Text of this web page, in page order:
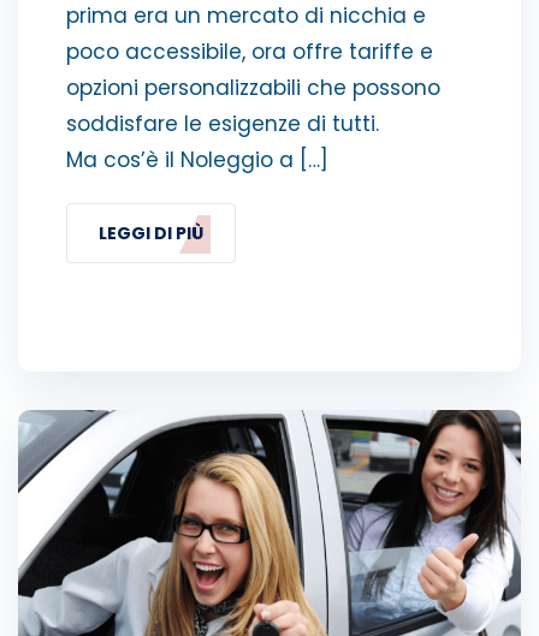
prima era un mercato di nicchia e
poco accessibile, ora offre tariffe e
opzioni personalizzabili che possono
soddisfare le esigenze di tutti.
Ma cos’è il Noleggio a […]
LEGGI DI PIÙ